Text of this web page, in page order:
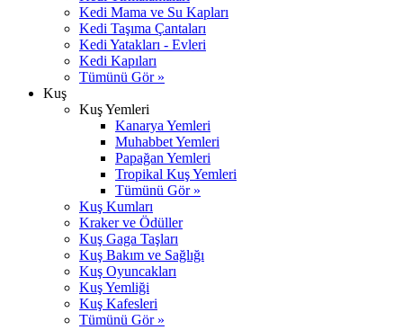
Kedi Mama ve Su Kapları
Kedi Taşıma Çantaları
Kedi Yatakları - Evleri
Kedi Kapıları
Tümünü Gör »
Kuş
Kuş Yemleri
Kanarya Yemleri
Muhabbet Yemleri
Papağan Yemleri
Tropikal Kuş Yemleri
Tümünü Gör »
Kuş Kumları
Kraker ve Ödüller
Kuş Gaga Taşları
Kuş Bakım ve Sağlığı
Kuş Oyuncakları
Kuş Yemliği
Kuş Kafesleri
Tümünü Gör »